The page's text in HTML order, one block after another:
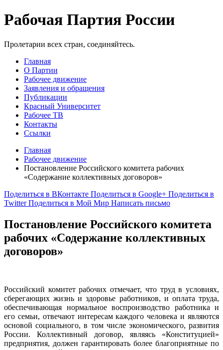
Рабочая Партия России
Пролетарии всех стран, соединяйтесь.
Главная
О Партии
Рабочее движение
Заявления и обращения
Публикации
Красный Университет
Рабочее ТВ
Контакты
Ссылки
Главная
Рабочее движение
Постановление Российского комитета рабочих
«Содержание коллективных договоров»
Поделиться в ВКонтакте Поделиться в Google+ Поделиться в
Twitter Поделиться в Мой Мир Написать письмо
Постановление Российского комитета
рабочих «Содержание коллективных
договоров»
Российский комитет рабочих отмечает, что труд в условиях,
сберегающих жизнь и здоровье работников, и оплата труда,
обеспечивающая нормальное воспроизводство работника и
его семьи, отвечают интересам каждого человека и являются
основой социального, в том числе экономического, развития
России. Коллективный договор, являясь «Конституцией»
предприятия, должен гарантировать более благоприятные по